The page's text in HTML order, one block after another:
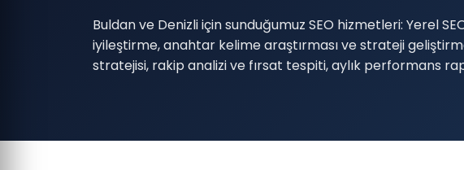
Buldan ve Denizli için sunduğumuz SEO hizmetleri: Yerel
iyileştirme, anahtar kelime araştırması ve strateji
stratejisi, rakip analizi ve fırsat tespiti, aylık performans